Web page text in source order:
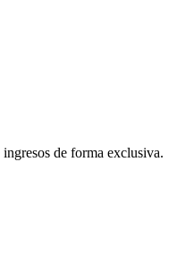
de forma exclusiva.